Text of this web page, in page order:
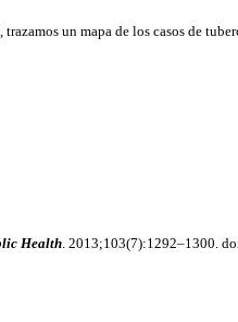
trazamos un mapa de los casos de
Health. 2013;103(7):1292–1300.